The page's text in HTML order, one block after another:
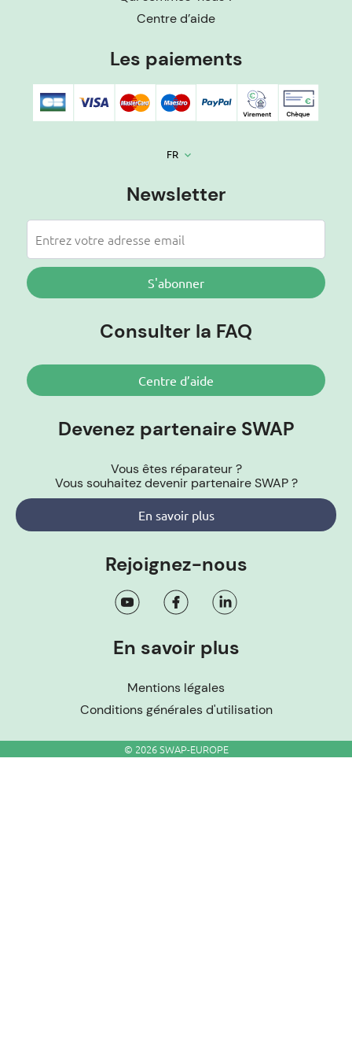
Centre d’aide
Les paiements
FR keyboard_arrow_down
Newsletter
S'abonner
Consulter la FAQ
Centre d’aide
Devenez partenaire SWAP
Vous êtes réparateur ?
Vous souhaitez devenir partenaire SWAP ?
En savoir plus
Rejoignez-nous
En savoir plus
Mentions légales
Conditions générales d'utilisation
© 2026 SWAP-EUROPE